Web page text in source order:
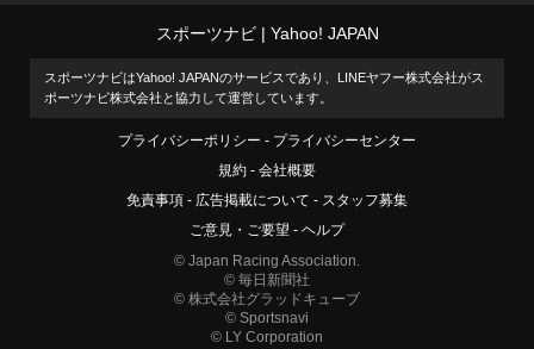
スポーツナビ Yahoo! JAPAN
スポーツナビはYahoo! JAPANのサービスであり、LINEヤフー株式会社がス
ポーツナビ株式会社と協力して運営しています。
プライバシーポリシー
プライバシーセンター
規約
会社概要
免責事項
広告掲載について
スタッフ募集
ご意見・ご要望
ヘルプ
© Japan Racing Association.
© 毎日新聞社
© 株式会社グラッドキューブ
© Sportsnavi
© LY Corporation